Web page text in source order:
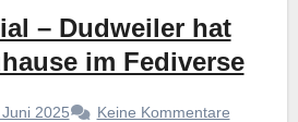
– Dudweiler hat
im Fediverse
2025 Keine Kommentare